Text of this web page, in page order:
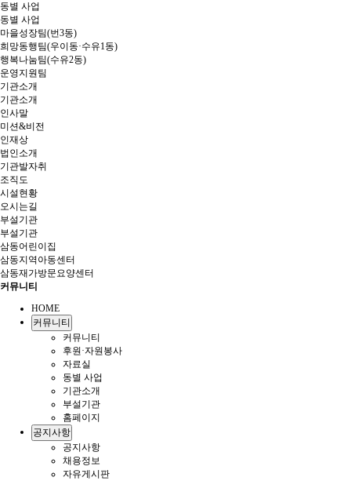
동별 사업
동별 사업
마을성장팀(번3동)
희망동행팀(우이동·수유1동)
행복나눔팀(수유2동)
운영지원팀
기관소개
기관소개
인사말
미션&비전
인재상
법인소개
기관발자취
조직도
시설현황
오시는길
부설기관
부설기관
삼동어린이집
삼동지역아동센터
삼동재가방문요양센터
커뮤니티
HOME
커뮤니티
커뮤니티
후원·자원봉사
자료실
동별 사업
기관소개
부설기관
홈페이지
공지사항
공지사항
채용정보
자유게시판